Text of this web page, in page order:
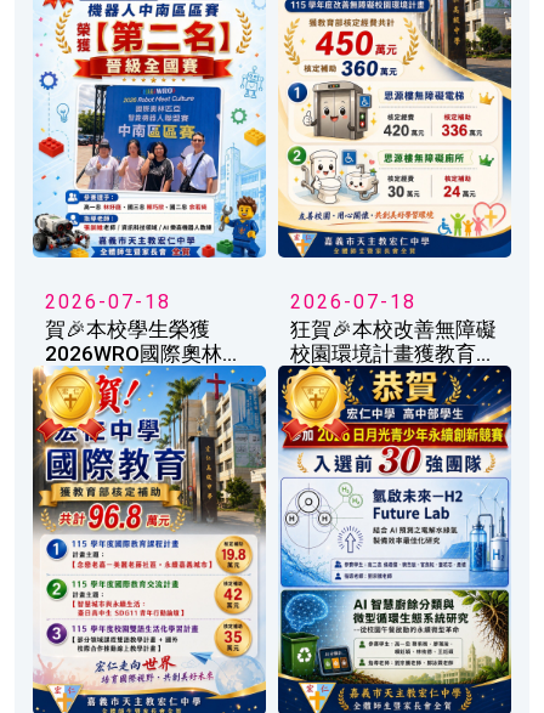
2026-07-18
賀🎉本校學生榮獲
2026WRO國際奧林匹
亞機器人中南區區賽第
二名，晉級全國賽🎉🎉
🎉
2026-07-18
狂賀🎉本校改善無障礙
校園環境計畫獲教育部
核定補助共計360萬元
🎉🎉🎉